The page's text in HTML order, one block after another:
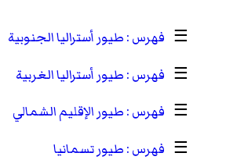
☰
طيور أستراليا الجنوبية
☰
طيور أستراليا الغربية
☰
طيور الإقليم الشمالي
☰
طيور تسمانيا